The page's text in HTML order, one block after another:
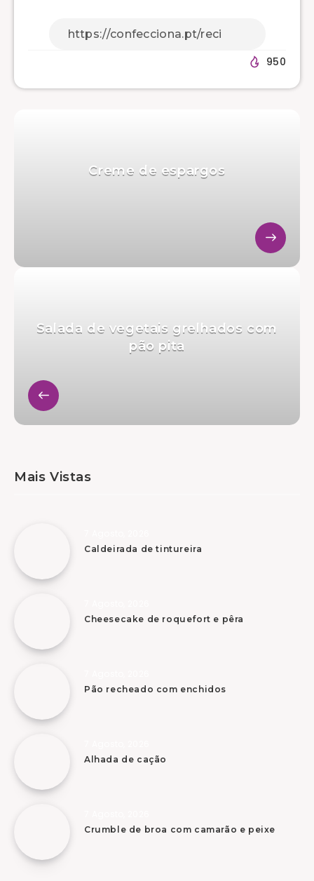
950
Creme de espargos
Salada de vegetais grelhados com
pão pita
Mais Vistas
Caldeirada de tintureira
Cheesecake de roquefort e pêra
Pão recheado com enchidos
Alhada de cação
Crumble de broa com camarão e peixe